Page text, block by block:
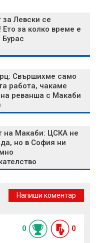
Левски се
Ето за колко време е
Бурас
Свършихме само
работа, чакаме
реванша с Макаби
на Макаби: ЦСКА не
но в София ни
Напиши коментар
0 0